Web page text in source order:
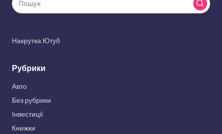
Накрутка Ютуб
Рубрики
Авто
Без рубрики
Інвестиції
Книжки